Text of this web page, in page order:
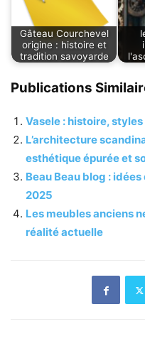
Gâteau Courchevel
origine : histoire et
tradition savoyarde
Publications
Vasele : histoire,
L’architecture
esthétique épurée et
Beau Beau blog :
2025
Les meubles anciens
réalité actuelle